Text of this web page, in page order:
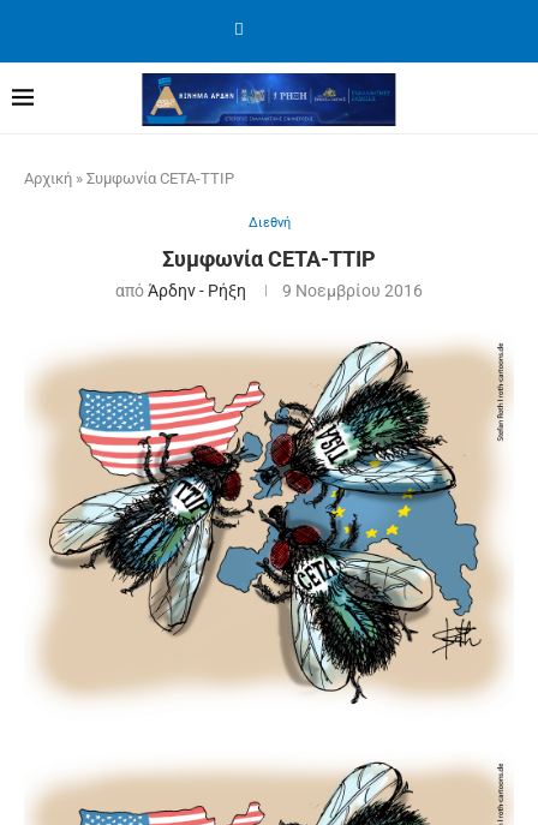
Αρχική » Συμφωνία CETA-TTIP
Διεθνή
Συμφωνία CETA-TTIP
απόΆρδην - Ρήξη 9 Νοεμβρίου 2016